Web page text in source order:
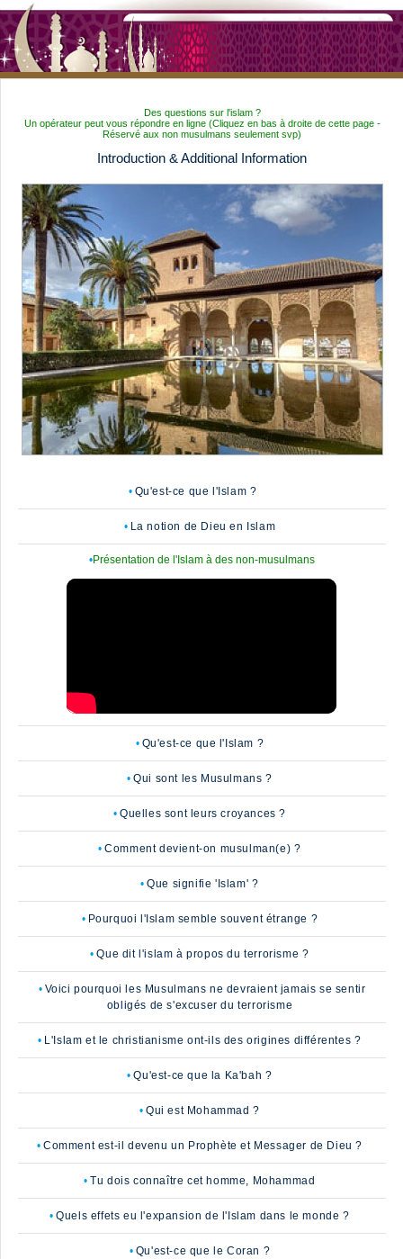
Des questions sur l'islam ?
Un opérateur peut vous répondre en ligne (Cliquez en bas à droite de cette page -
Réservé aux non musulmans seulement svp)
Introduction & Additional Information
Qu'est-ce que l'Islam ?
La notion de Dieu en Islam
Présentation de l'Islam à des non-musulmans
Qu'est-ce que l'Islam ?
Qui sont les Musulmans ?
Quelles sont leurs croyances ?
Comment devient-on musulman(e) ?
Que signifie 'Islam' ?
Pourquoi l'Islam semble souvent étrange ?
Que dit l'islam à propos du terrorisme ?
Voici pourquoi les Musulmans ne devraient jamais se sentir
obligés de s'excuser du terrorisme
L'Islam et le christianisme ont-ils des origines différentes ?
Qu'est-ce que la Ka'bah ?
Qui est Mohammad ?
Comment est-il devenu un Prophète et Messager de Dieu ?
Tu dois connaître cet homme, Mohammad
Quels effets eu l'expansion de l'Islam dans le monde ?
Qu'est-ce que le Coran ?